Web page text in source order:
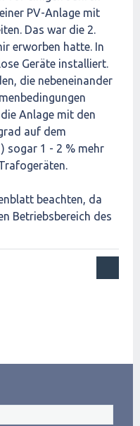
PV-Anlage mit
Das war die 2.
erworben hatte. In
Geräte installiert.
die nebeneinander
Anlage mit den
auf dem
sogar 1 - 2 % mehr
beachten, da
Betriebsbereich des